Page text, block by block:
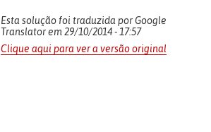
Esta solução foi traduzida por Google
Translator em 29/10/2014 - 17:57
Clique aqui para ver a versão original